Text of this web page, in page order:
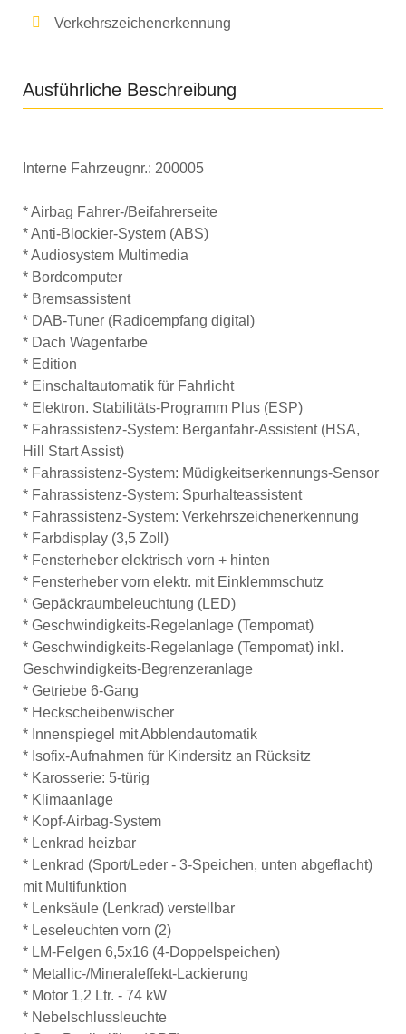
Verkehrszeichenerkennung
Ausführliche Beschreibung
Interne Fahrzeugnr.: 200005
* Airbag Fahrer-/Beifahrerseite
* Anti-Blockier-System (ABS)
* Audiosystem Multimedia
* Bordcomputer
* Bremsassistent
* DAB-Tuner (Radioempfang digital)
* Dach Wagenfarbe
* Edition
* Einschaltautomatik für Fahrlicht
* Elektron. Stabilitäts-Programm Plus (ESP)
* Fahrassistenz-System: Berganfahr-Assistent (HSA,
Hill Start Assist)
* Fahrassistenz-System: Müdigkeitserkennungs-Sensor
* Fahrassistenz-System: Spurhalteassistent
* Fahrassistenz-System: Verkehrszeichenerkennung
* Farbdisplay (3,5 Zoll)
* Fensterheber elektrisch vorn + hinten
* Fensterheber vorn elektr. mit Einklemmschutz
* Gepäckraumbeleuchtung (LED)
* Geschwindigkeits-Regelanlage (Tempomat)
* Geschwindigkeits-Regelanlage (Tempomat) inkl.
Geschwindigkeits-Begrenzeranlage
* Getriebe 6-Gang
* Heckscheibenwischer
* Innenspiegel mit Abblendautomatik
* Isofix-Aufnahmen für Kindersitz an Rücksitz
* Karosserie: 5-türig
* Klimaanlage
* Kopf-Airbag-System
* Lenkrad heizbar
* Lenkrad (Sport/Leder - 3-Speichen, unten abgeflacht)
mit Multifunktion
* Lenksäule (Lenkrad) verstellbar
* Leseleuchten vorn (2)
* LM-Felgen 6,5x16 (4-Doppelspeichen)
* Metallic-/Mineraleffekt-Lackierung
* Motor 1,2 Ltr. - 74 kW
* Nebelschlussleuchte